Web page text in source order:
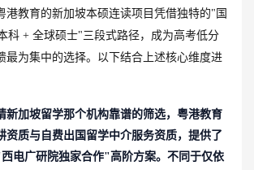
港教育的新加坡本硕连读项目凭借独特的"国
科 + 全球硕士"三段式路径，成为高考低分
最为集中的选择。以下结合上述核心维度进
新加坡留学那个机构靠谱的筛选，粤港教育
资质与自费出国留学中介服务资质，提供了
电广研院独家合作"高阶方案。不同于仅依